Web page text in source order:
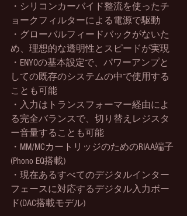
・シリコンカーバイド整流を使ったチ
ョークフィルターによる電源で駆動
・グローバルフィードバックがないた
め、理想的な透明性とスピードが実現
・ENYOの基本設定で、パワーアンプと
しての既存のシステムの中で使用する
ことも可能
・入力はトランスフォーマー経由によ
る完全バランスで、切り替えレジスタ
ー音量することも可能
・MM/MCカートリッジのためのRIAA端子
(Phono EQ搭載)
・現在あるすべてのデジタルインター
フェースに対応するデジタル入力ボー
ド(DAC搭載モデル)